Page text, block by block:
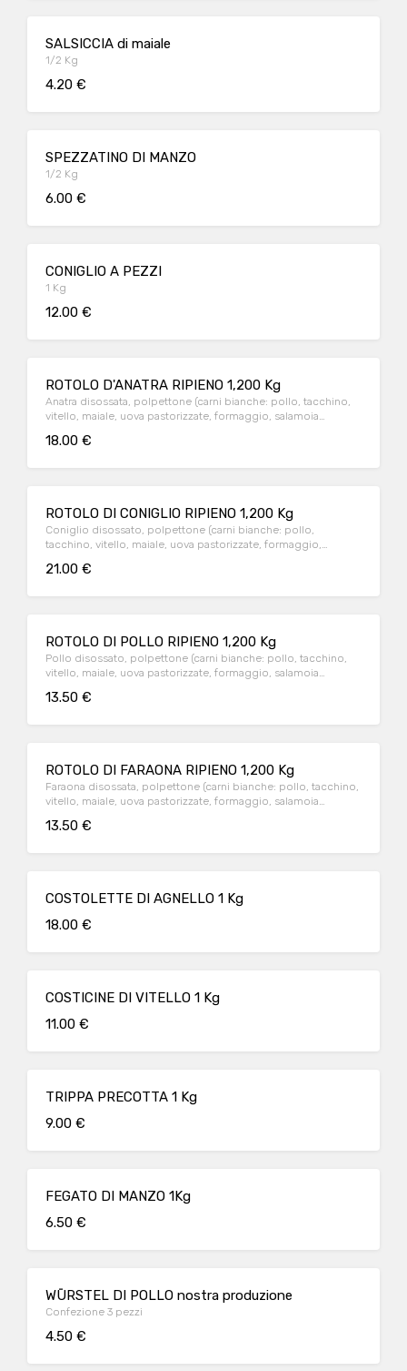
SALSICCIA di maiale
1/2 Kg
4.20 €
SPEZZATINO DI MANZO
1/2 Kg
6.00 €
CONIGLIO A PEZZI
1 Kg
12.00 €
ROTOLO D'ANATRA RIPIENO 1,200 Kg
Anatra disossata, polpettone (carni bianche: pollo, tacchino,
vitello, maiale, uova pastorizzate, formaggio, salamoia
18.00 €
ROTOLO DI CONIGLIO RIPIENO 1,200 Kg
Coniglio disossato, polpettone (carni bianche: pollo,
tacchino, vitello, maiale, uova pastorizzate, formaggio,
21.00 €
ROTOLO DI POLLO RIPIENO 1,200 Kg
Pollo disossato, polpettone (carni bianche: pollo, tacchino,
vitello, maiale, uova pastorizzate, formaggio, salamoia
13.50 €
ROTOLO DI FARAONA RIPIENO 1,200 Kg
Faraona disossata, polpettone (carni bianche: pollo, tacchino,
vitello, maiale, uova pastorizzate, formaggio, salamoia
13.50 €
COSTOLETTE DI AGNELLO 1 Kg
18.00 €
COSTICINE DI VITELLO 1 Kg
11.00 €
TRIPPA PRECOTTA 1 Kg
9.00 €
FEGATO DI MANZO 1Kg
6.50 €
WŪRSTEL DI POLLO nostra produzione
Confezione 3 pezzi
4.50 €